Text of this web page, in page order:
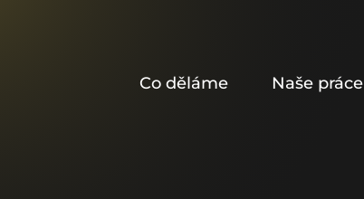
Co děláme Naše práce